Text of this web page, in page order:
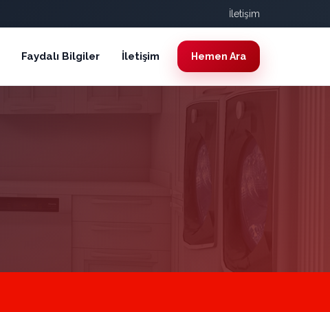
İletişim
Faydalı Bilgiler İletişim Hemen Ara